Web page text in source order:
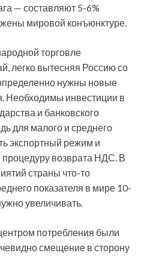
— составляют 5-6%
мировой конъюнктуре.
торговле
легко вытесняя Россию со
нужны новые
Необходимы инвестиции в
и банковского
для малого и среднего
экспортный режим и
процедуру возврата НДС. В
страны что-то
показателя в мире 10-
увеличивать.
потребления были
смещение в сторону